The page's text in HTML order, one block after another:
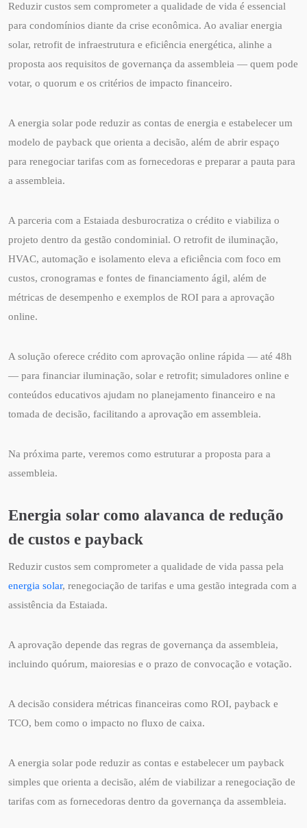
Reduzir custos sem comprometer a qualidade de vida é essencial
para condomínios diante da crise econômica. Ao avaliar energia
solar, retrofit de infraestrutura e eficiência energética, alinhe a
proposta aos requisitos de governança da assembleia — quem pode
votar, o quorum e os critérios de impacto financeiro.
A energia solar pode reduzir as contas de energia e estabelecer um
modelo de payback que orienta a decisão, além de abrir espaço
para renegociar tarifas com as fornecedoras e preparar a pauta para
a assembleia.
A parceria com a Estaiada desburocratiza o crédito e viabiliza o
projeto dentro da gestão condominial. O retrofit de iluminação,
HVAC, automação e isolamento eleva a eficiência com foco em
custos, cronogramas e fontes de financiamento ágil, além de
métricas de desempenho e exemplos de ROI para a aprovação
online.
A solução oferece crédito com aprovação online rápida — até 48h
— para financiar iluminação, solar e retrofit; simuladores online e
conteúdos educativos ajudam no planejamento financeiro e na
tomada de decisão, facilitando a aprovação em assembleia.
Na próxima parte, veremos como estruturar a proposta para a
assembleia.
Energia solar como alavanca de redução
de custos e payback
Reduzir custos sem comprometer a qualidade de vida passa pela
energia solar, renegociação de tarifas e uma gestão integrada com a
assistência da Estaiada.
A aprovação depende das regras de governança da assembleia,
incluindo quórum, maioresias e o prazo de convocação e votação.
A decisão considera métricas financeiras como ROI, payback e
TCO, bem como o impacto no fluxo de caixa.
A energia solar pode reduzir as contas e estabelecer um payback
simples que orienta a decisão, além de viabilizar a renegociação de
tarifas com as fornecedoras dentro da governança da assembleia.